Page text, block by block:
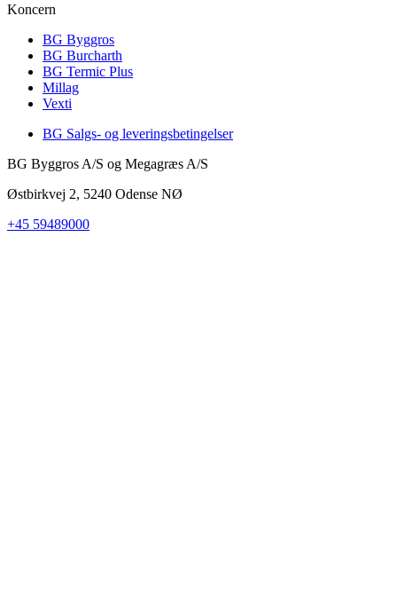
Koncern
BG Byggros
BG Burcharth
BG Termic Plus
Millag
Vexti
BG Salgs- og leveringsbetingelser
BG Byggros A/S og Megagræs A/S
Østbirkvej 2, 5240 Odense NØ
+45 59489000